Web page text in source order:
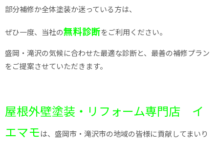
部分補修か全体塗装か迷っている方は、
ぜひ一度、当社の無料診断をご利用ください。
盛岡・滝沢の気候に合わせた最適な診断と、最善の補修プラン
をご提案させていただきます。
屋根外壁塗装・リフォーム専門店 イ
エマモは、盛岡市・滝沢市の地域の皆様に貢献してまいり